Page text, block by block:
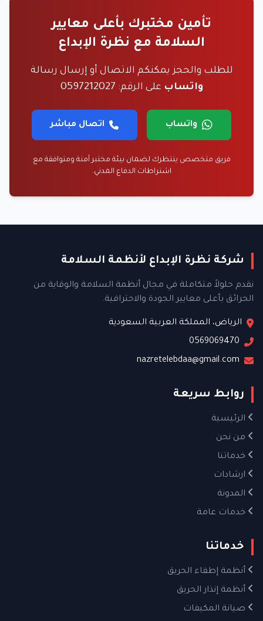
تأمين مختبرك بأعلى معايير
السلامة مع نظرة الإبداع
للطلب والحجز يمكنكم الاتصال أو إرسال رسالة
واتساب على الرقم: 0597212027
واتساب اتصال مباشر
فريق متخصص ينتظرك لضمان بيئة مختبر آمنة ومتوافقة مع
اشتراطات الدفاع المدني.
شركة نظرة الإبداع لأنظمة السلامة
نقدم حلولاً متكاملة في مجال أنظمة السلامة والوقاية من
الحرائق بأعلى معايير الجودة والاحترافية.
الرياض، المملكة العربية السعودية
0569069470
nazretelebdaa@gmail.com
روابط سريعة
الرئيسية
من نحن
خدماتنا
ارشادات
المدونة
خدمات عامة
خدماتنا
أنظمة إطفاء الحريق
أنظمة إنذار الحريق
صيانة المكيفات